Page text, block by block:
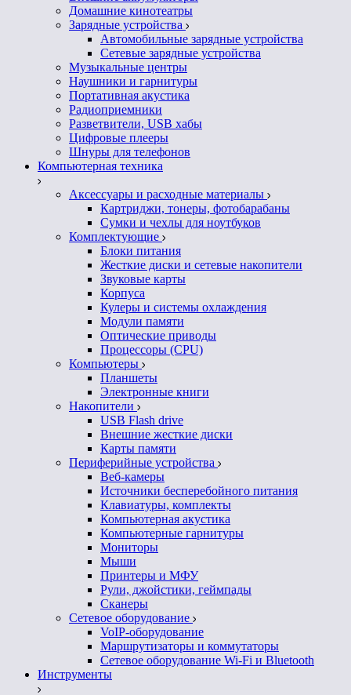
Домашние кинотеатры
Зарядные устройства
Автомобильные зарядные устройства
Сетевые зарядные устройства
Музыкальные центры
Наушники и гарнитуры
Портативная акустика
Радиоприемники
Разветвители, USB хабы
Цифровые плееры
Шнуры для телефонов
Компьютерная техника
Аксессуары и расходные материалы
Картриджи, тонеры, фотобарабаны
Сумки и чехлы для ноутбуков
Комплектующие
Блоки питания
Жесткие диски и сетевые накопители
Звуковые карты
Корпуса
Кулеры и системы охлаждения
Модули памяти
Оптические приводы
Процессоры (CPU)
Компьютеры
Планшеты
Электронные книги
Накопители
USB Flash drive
Внешние жесткие диски
Карты памяти
Периферийные устройства
Веб-камеры
Источники бесперебойного питания
Клавиатуры, комплекты
Компьютерная акустика
Компьютерные гарнитуры
Мониторы
Мыши
Принтеры и МФУ
Рули, джойстики, геймпады
Сканеры
Сетевое оборудование
VoIP-оборудование
Маршрутизаторы и коммутаторы
Сетевое оборудование Wi-Fi и Bluetooth
Инструменты